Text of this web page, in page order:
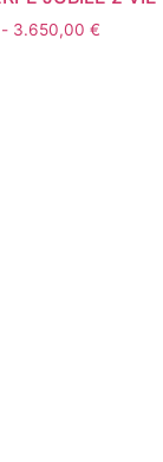
- 3.650,00 €Fascia